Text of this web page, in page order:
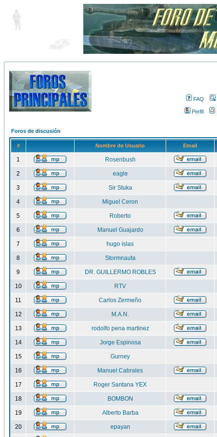
FAQ
Perfil
Foros de discusión
# Nombre de Usuario Email
1 Rosenbush
2 eagle
3 Sir Stuka
4 Miguel Ceron
5 Roberto
6 Manuel Guajardo
7 hugo islas
8 Stormnauta
9 DR. GUILLERMO ROBLES
10 RTV
11 Carlos Zermeño
12 M.A.N.
13 rodolfo pena martinez
14 Jorge Espinosa
15 Gurney
16 Manuel Cabrales
17 Roger Santana YEX
18 BOMBON
19 Alberto Barba
20 epayan